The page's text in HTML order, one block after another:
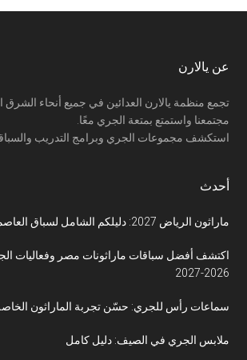
Footer
عن يالارن
تجمع منظمة يالارن العدائين في جميع أنحاء
مجتمعنا واستمتع بمتعة الجري معًا.
استكشف مجموعات الجري وبرامج التدريب
أحدث
ماراثون الرياض 2027: دليلكم الشامل لسباق العاصمة المرتقب
اكتشف أفضل سباقات ماراثونات مصر وفعاليات
2026-2027
سماعات رأس للجري: حسّن تجربة الماراثون
ملابس الجري في الصيف: دليل كامل